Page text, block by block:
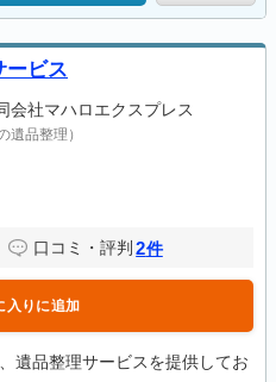
ービス
会社マハロエクスプレス
遺品整理）
口コミ・評判 2件
入りに追加
遺品整理サービスを提供してお